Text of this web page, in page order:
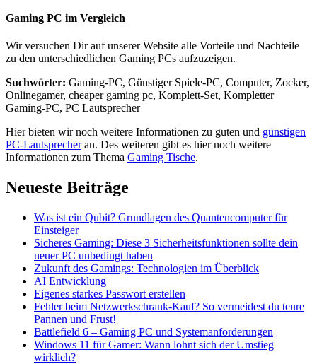
Gaming PC im Vergleich
Wir versuchen Dir auf unserer Website alle Vorteile und Nachteile
zu den unterschiedlichen Gaming PCs aufzuzeigen.
Suchwörter: Gaming-PC, Günstiger Spiele-PC, Computer, Zocker,
Onlinegamer, cheaper gaming pc, Komplett-Set, Kompletter
Gaming-PC, PC Lautsprecher
Hier bieten wir noch weitere Informationen zu guten und günstigen
PC-Lautsprecheran. Des weiteren gibt es hier noch weitere
Informationen zum Thema Gaming Tische.
Neueste Beiträge
Was ist ein Qubit? Grundlagen des Quantencomputer für
Einsteiger
Sicheres Gaming: Diese 3 Sicherheitsfunktionen sollte dein
neuer PC unbedingt haben
Zukunft des Gamings: Technologien im Überblick
AI Entwicklung
Eigenes starkes Passwort erstellen
Fehler beim Netzwerkschrank-Kauf? So vermeidest du teure
Pannen und Frust!
Battlefield 6 – Gaming PC und Systemanforderungen
Windows 11 für Gamer: Wann lohnt sich der Umstieg
wirklich?